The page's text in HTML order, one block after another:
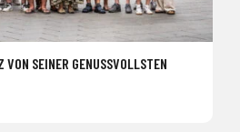
VON SEINER GENUSSVOLLSTEN